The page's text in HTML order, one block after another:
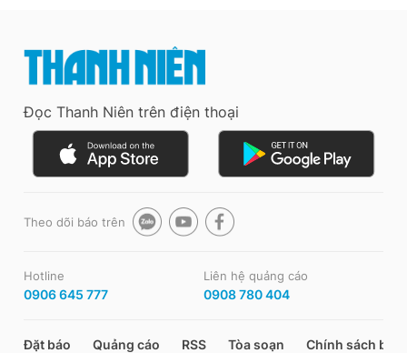
Đọc Thanh Niên trên điện thoại
Theo dõi báo trên
Hotline
0906 645 777
Liên hệ quảng cáo
0908 780 404
Đặt báo Quảng cáo RSS Tòa soạn Chính sách bảo